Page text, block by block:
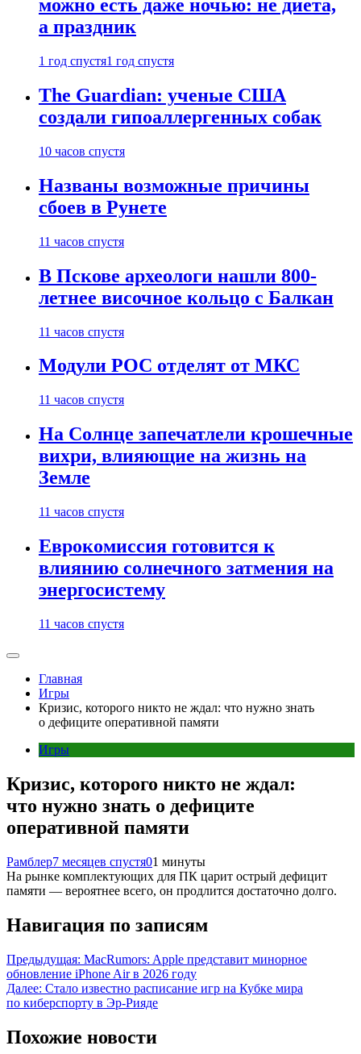
можно есть даже ночью: не диета,
а праздник
1 год спустя1 год спустя
The Guardian: ученые США
создали гипоаллергенных собак
10 часов спустя
Названы возможные причины
сбоев в Рунете
11 часов спустя
В Пскове археологи нашли 800-
летнее височное кольцо с Балкан
11 часов спустя
Модули РОС отделят от МКС
11 часов спустя
На Солнце запечатлели крошечные
вихри, влияющие на жизнь на
Земле
11 часов спустя
Еврокомиссия готовится к
влиянию солнечного затмения на
энергосистему
11 часов спустя
Главная
Игры
Кризис, которого никто не ждал: что нужно знать
о дефиците оперативной памяти
Игры
Кризис, которого никто не ждал:
что нужно знать о дефиците
оперативной памяти
Рамблер7 месяцев спустя01 минуты
На рынке комплектующих для ПК царит острый дефицит
памяти — вероятнее всего, он продлится достаточно долго.
Навигация по записям
Предыдущая: MacRumors: Apple представит минорное
обновление iPhone Air в 2026 году
Далее: Стало известно расписание игр на Кубке мира
по киберспорту в Эр-Рияде
Похожие новости